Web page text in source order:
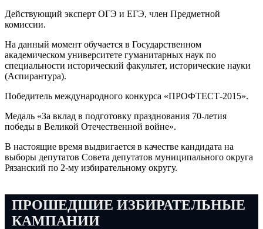
Действующий эксперт ОГЭ и ЕГЭ, член Предметной
комиссии.
На данный момент обучается в Государственном
академическом университете гуманитарных наук по
специальности исторический факультет, исторические науки
(Аспирантура).
Победитель международного конкурса «ПРОФТЕСТ-2015».
Медаль «За вклад в подготовку празднования 70-летия
победы в Великой Отечественной войне».
В настоящие время выдвигается в качестве кандидата на
выборы депутатов Совета депутатов муниципального округа
Рязанский по 2-му избирательному округу.
ПРОШЕДШИЕ ИЗБИРАТЕЛЬНЫЕ
КАМПАНИИ